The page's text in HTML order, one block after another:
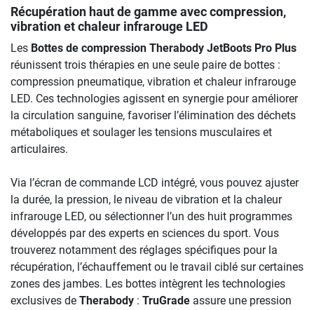
Récupération haut de gamme avec compression,
vibration et chaleur infrarouge LED
Les Bottes de compression Therabody JetBoots Pro Plus
réunissent trois thérapies en une seule paire de bottes :
compression pneumatique, vibration et chaleur infrarouge
LED. Ces technologies agissent en synergie pour améliorer
la circulation sanguine, favoriser l’élimination des déchets
métaboliques et soulager les tensions musculaires et
articulaires.
Via l’écran de commande LCD intégré, vous pouvez ajuster
la durée, la pression, le niveau de vibration et la chaleur
infrarouge LED, ou sélectionner l’un des huit programmes
développés par des experts en sciences du sport. Vous
trouverez notamment des réglages spécifiques pour la
récupération, l’échauffement ou le travail ciblé sur certaines
zones des jambes. Les bottes intègrent les technologies
exclusives de Therabody : TruGrade assure une pression